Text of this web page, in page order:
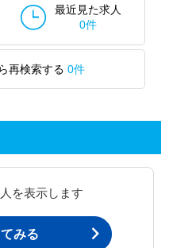
最近見た求人
0件
再検索する 0件
を表示します
みる